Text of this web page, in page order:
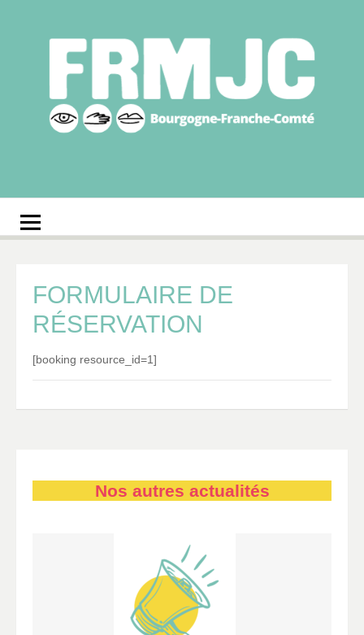
régionale des MJC
Bourgogne-Franche-
FORMULAIRE DE
RÉSERVATION
[booking resource_id=1]
Nos autres actualités